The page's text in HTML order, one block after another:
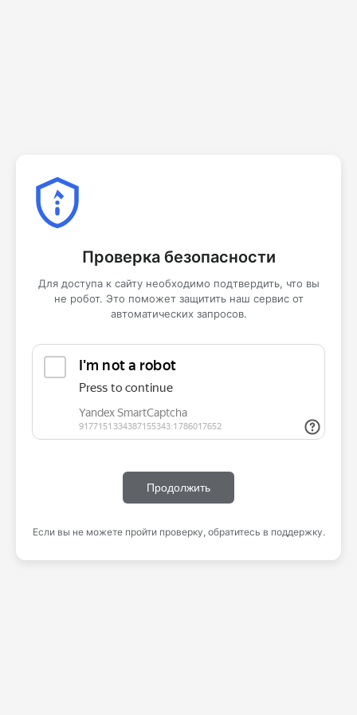
Проверка безопасности
Для доступа к сайту необходимо подтвердить, что вы
не робот. Это поможет защитить наш сервис от
автоматических запросов.
Продолжить
Если вы не можете пройти проверку, обратитесь в поддержку.